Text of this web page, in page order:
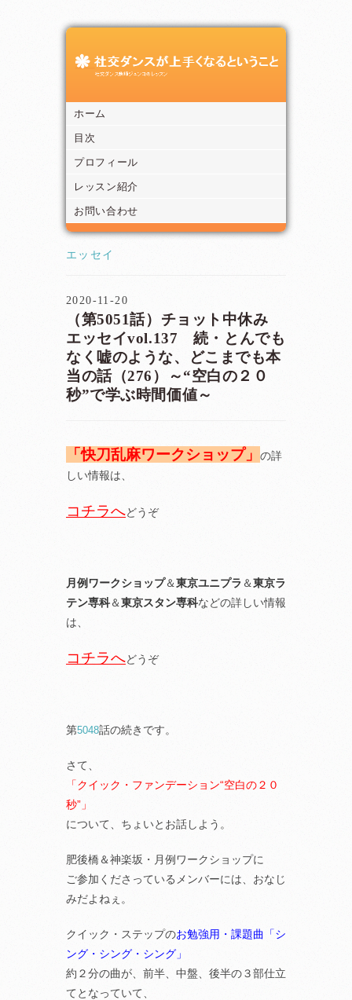
ホーム
目次
プロフィール
レッスン紹介
お問い合わせ
エッセイ
2020-11-20
（第5051話）チョット中休み
エッセイvol.137 続・とんでも
なく嘘のような、どこまでも本
当の話（276）～“空白の２０
秒”で学ぶ時間価値～
「快刀乱麻ワークショップ」
の詳
しい情報は、
コチラへどうぞ
月例ワークショップ＆東京ユニプラ ＆東京ラ
テン専科＆東京スタン専科などの詳しい情報
は、
コチラへどうぞ
第5048話の続きです。
さて、
「クイック・ファンデーション“空白の２０
秒”」
について、ちょいとお話しよう。
肥後橋＆神楽坂・月例ワークショップに
ご参加くださっているメンバーには、おなじ
みだよねぇ。
クイック・ステップのお勉強用・課題曲「シ
ング・シング・シング」
約２分の曲が、前半、中盤、後半の３部仕立
てとなっていて、